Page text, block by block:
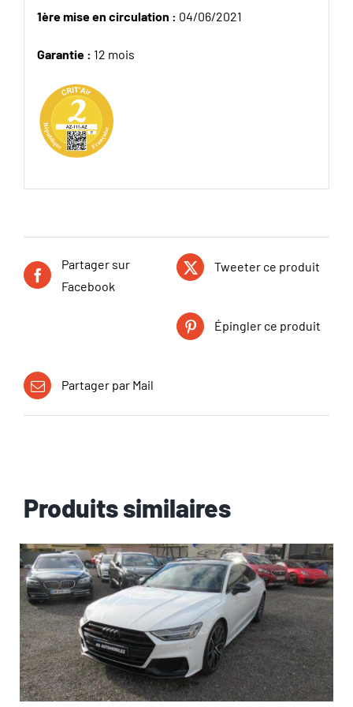
1ère mise en circulation : 04/06/2021
Garantie : 12 mois
Partager sur
Facebook
Tweeter ce produit
Épingler ce produit
Partager par Mail
Produits similaires